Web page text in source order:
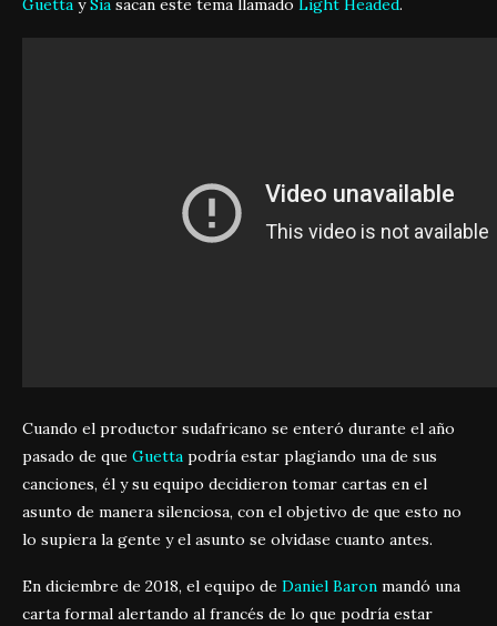
Guetta ySia sacan este tema llamado Light Headed.
Cuando el productor sudafricano se enteró durante el año
pasado de que Guetta podría estar plagiando una de sus
canciones, él y su equipo decidieron tomar cartas en el
asunto de manera silenciosa, con el objetivo de que esto no
lo supiera la gente y el asunto se olvidase cuanto antes.
En diciembre de 2018, el equipo de Daniel Baron mandó una
carta formal alertando al francés de lo que podría estar